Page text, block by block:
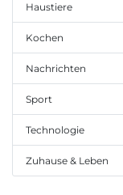
Haustiere
Kochen
Nachrichten
Sport
Technologie
Zuhause & Leben